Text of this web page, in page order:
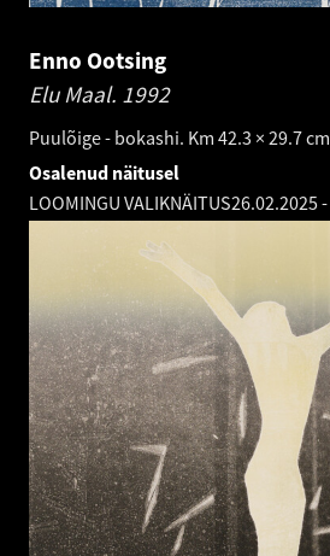
Enno Ootsing
Elu Maal. 1992
Puulõige - bokashi. Km 42.3 × 29.7 cm
Osalenud näitusel
LOOMINGU VALIKNÄITUS26.02.2025-